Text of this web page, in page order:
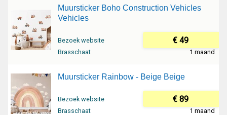
Muursticker Boho Construction Vehicles
Vehicles
Bezoek website € 49
Brasschaat 1 maand
Muursticker Rainbow - Beige Beige
Bezoek website € 89
Brasschaat 1 maand